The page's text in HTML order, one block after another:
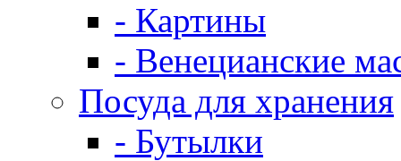
- Картины
- Венецианские
Посуда для хранения
- Бутылки